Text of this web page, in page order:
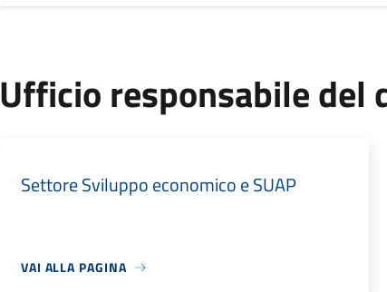
Ufficio responsabile del
Settore Sviluppo economico e SUAP
VAI ALLA PAGINA